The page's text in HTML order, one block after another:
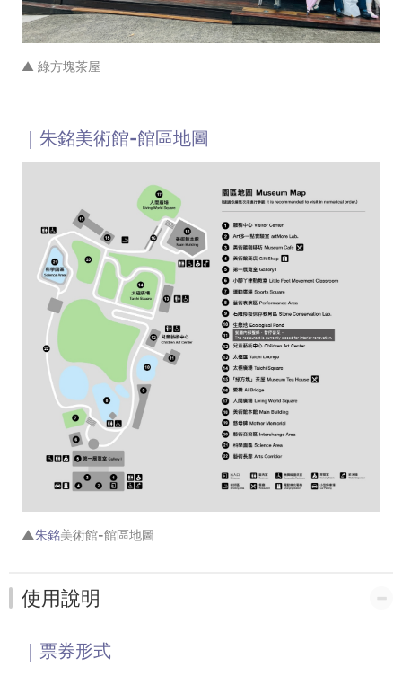
▲ 綠方塊茶屋
｜朱銘美術館-館區地圖
▲朱銘美術館-館區地圖
使用說明
｜票券形式